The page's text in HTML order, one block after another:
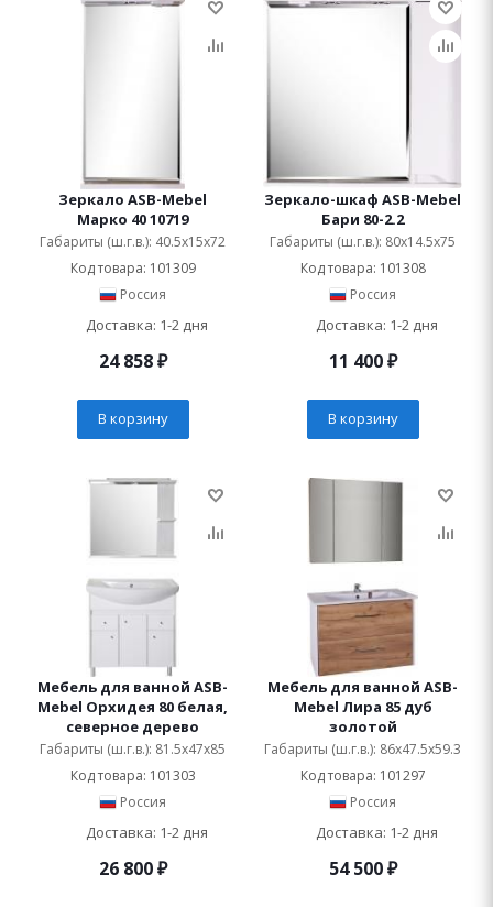
Зеркало ASB-Mebel
Марко 40 10719
Габариты (ш.г.в.): 40.5x15x72
Код товара: 101309
Россия
Доставка: 1-2 дня
24 858₽
В корзину
Зеркало-шкаф ASB-Mebel
Бари 80-2.2
Габариты (ш.г.в.): 80x14.5x75
Код товара: 101308
Россия
Доставка: 1-2 дня
11 400₽
В корзину
Мебель для ванной ASB-
Mebel Орхидея 80 белая,
северное дерево
Габариты (ш.г.в.): 81.5x47x85
Код товара: 101303
Россия
Доставка: 1-2 дня
26 800₽
Мебель для ванной ASB-
Mebel Лира 85 дуб
золотой
Габариты (ш.г.в.): 86x47.5x59.3
Код товара: 101297
Россия
Доставка: 1-2 дня
54 500₽